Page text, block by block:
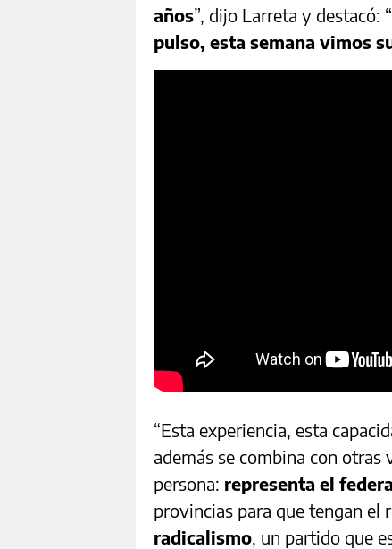
años”, dijo Larreta y destacó: “
pulso, esta semana vimos
“Esta experiencia, esta
además se combina con
persona: representa el
provincias para que tengan el
radicalismo, un partido que